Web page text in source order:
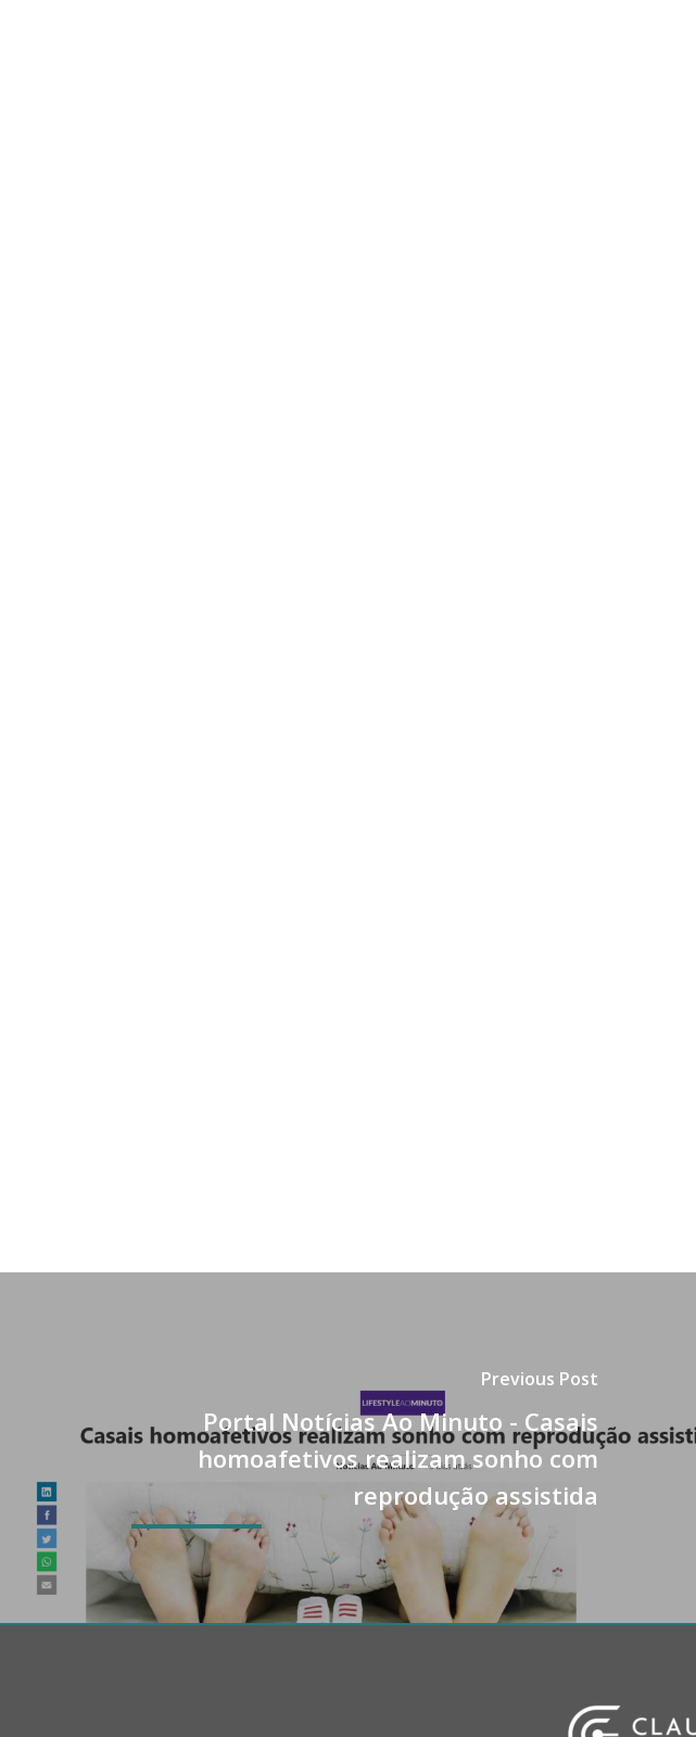
Previous Post
Portal Notícias Ao Minuto - Casais
homoafetivos realizam sonho com
reprodução assistida